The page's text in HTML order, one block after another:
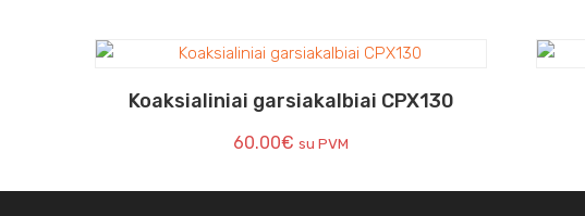
Koaksialiniai garsiakalbiai CPX130
60.00€ su PVM